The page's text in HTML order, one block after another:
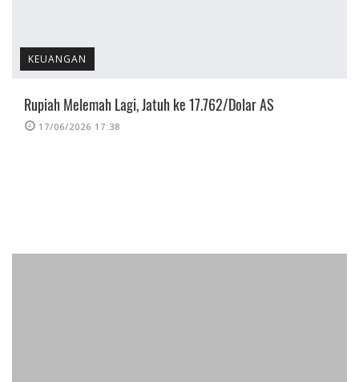
KEUANGAN
Rupiah Melemah Lagi, Jatuh ke 17.762/Dolar AS
17/06/2026 17:38